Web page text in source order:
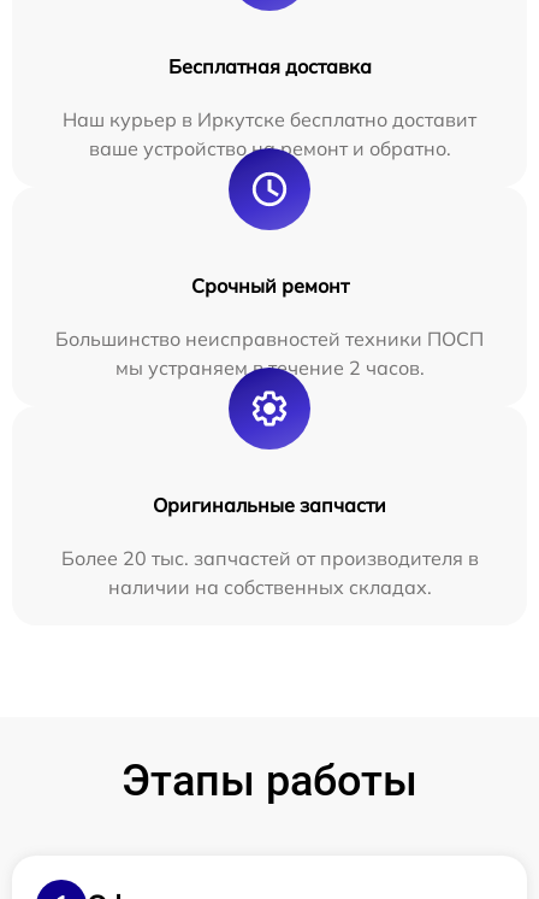
Бесплатная доставка
Наш курьер в Иркутске бесплатно доставит
ваше устройство на ремонт и обратно.
Срочный ремонт
Большинство неисправностей техники ПОСП
мы устраняем в течение 2 часов.
Оригинальные запчасти
Более 20 тыс. запчастей от производителя в
наличии на собственных складах.
Этапы работы